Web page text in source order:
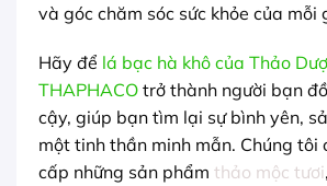
và góc chăm sóc sức khỏe của mỗi
Hãy để lá bạc hà khô của Thảo
THAPHACO trở thành người bạn
cậy, giúp bạn tìm lại sự bình yên,
một tinh thần minh mẫn. Chúng tôi
cấp những sản phẩm thảo mộc tươi,